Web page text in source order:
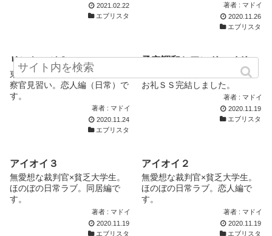
2021.02.22
エブリスタ
著者 : マドイ
2020.11.26
エブリスタ
リンケージ２
東京地検特捜部エース×国税査
察官見習い。恋人編（日常）で
す。
著者 : マドイ
2020.11.24
エブリスタ
予定調和とアンドロイド
王子様検事×無表情裁判官。
お礼ＳＳ完結しました。
著者 : マドイ
2020.11.19
エブリスタ
アイオイ３
無愛想な裁判官×貧乏大学生。
ほのぼの日常ラブ。同居編で
す。
著者 : マドイ
2020.11.19
エブリスタ
アイオイ２
無愛想な裁判官×貧乏大学生。
ほのぼの日常ラブ。恋人編で
す。
著者 : マドイ
2020.11.19
エブリスタ